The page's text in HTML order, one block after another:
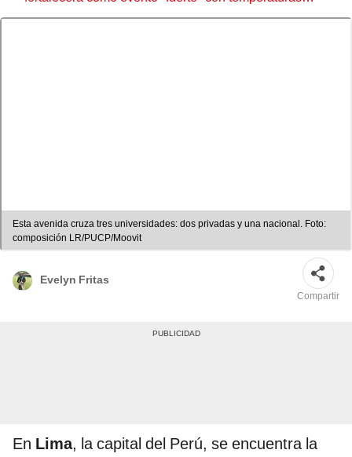
Esta avenida cruza tres universidades: dos privadas y una nacional. Foto:
composición LR/PUCP/Moovit
Evelyn Fritas
Compartir
En Lima, la capital del Perú, se encuentra la